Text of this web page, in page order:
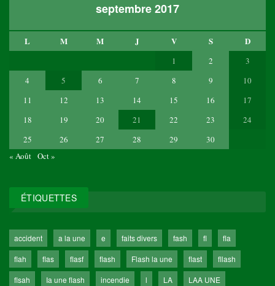
septembre 2017
L M M J V S D
1 2
3
4
5 6 7 8 9
10
11
12 13 14 15 16
17
18
19 20 21 22 23
24
25
26 27 28 29
30
« Août Oct »
ÉTIQUETTES
accident a la une e faits divers fash fl
fla
flah
flas flasf flash Flash la une flast
fllash
flsah
Ia une flash incendie l LA
LAA UNE